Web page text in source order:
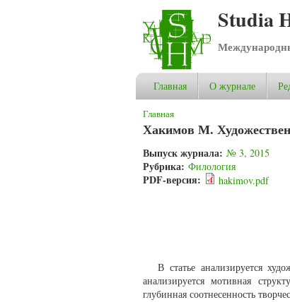
Studia
Главная О журнале
Вы здесь
Главная
Хакимов М.
Выпуск журнала: № 3, 2015
Рубрика: Филология
PDF-версия: hakimov.pdf
В статье анализируется
анализируется мотивная
глубинная соотнесенность